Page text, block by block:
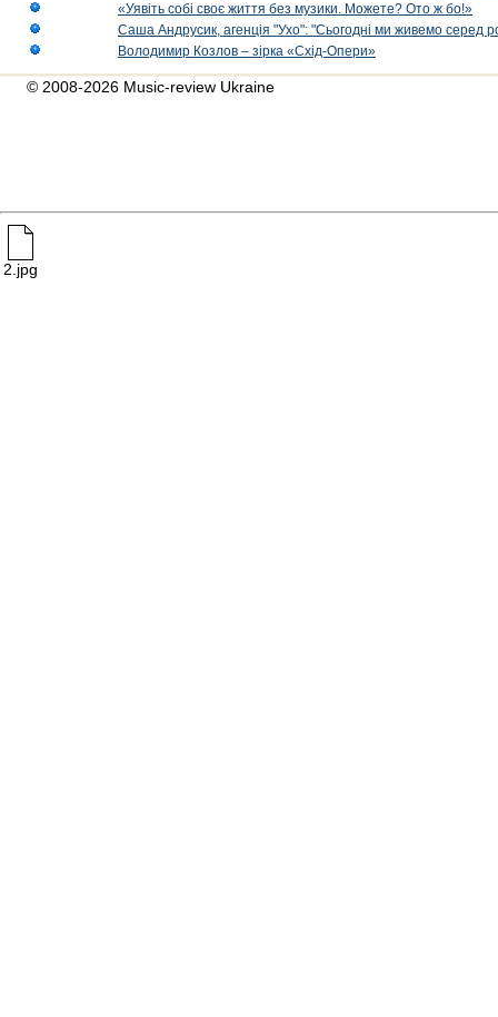
«Уявіть собі своє життя без музики. Можете? Ото ж бо!»
Саша Андрусик, агенція "Ухо": "Сьогодні ми живемо серед
Володимир Козлов – зірка «Схід-Опери»
© 2008-2026 Music-review Ukraine
2.jpg